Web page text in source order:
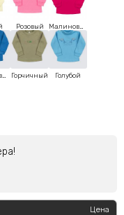
Розовый Малиновый
Джинсовый Горчичный Голубой
Цена